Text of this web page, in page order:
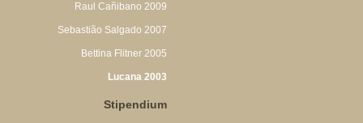
Raul Cañibano 2009
Sebastião Salgado 2007
Bettina Flitner 2005
Lucana 2003
Stipendium